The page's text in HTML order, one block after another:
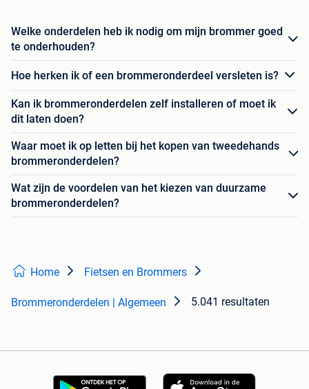
Welke onderdelen heb ik nodig om mijn brommer goed
te onderhouden?
Hoe herken ik of een brommeronderdeel versleten is?
Kan ik brommeronderdelen zelf installeren of moet ik
dit laten doen?
Waar moet ik op letten bij het kopen van tweedehands
brommeronderdelen?
Wat zijn de voordelen van het kiezen van duurzame
brommeronderdelen?
Home Fietsen en Brommers
Brommeronderdelen | Algemeen 5.041 resultaten